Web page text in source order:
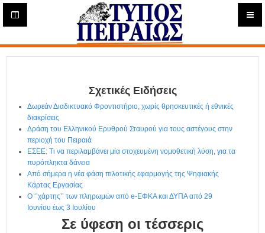
Η
ε
ρ
Σχετικές Ειδήσεις
Δωρεάν Διαδικτυακό Φροντιστήριο, χωρίς θρησκευτικές ή εθνικές
διακρίσεις
Δράση του Ελληνικού Ερυθρού Σταυρού για τους αστέγους στην
περιοχή του Πειραιά
ΕΣΕΕ: Τι να περιλαμβάνει μία στοχευμένη νομοθετική λύση, για τα
πυρόπληκτα δάνεια
Από σήμερα η νέα φάση πιλοτικής εφαρμογής της Ψηφιακής
Κάρτας Εργασίας
Ο ‘’χάρτης’’ των πληρωμών από e-ΕΦΚΑ και ΔΥΠΑ από 29
Ιουνίου έως 3 Ιουλίου
Σε ύφεση οι τέσσερις